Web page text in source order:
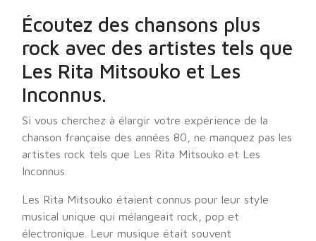
Écoutez des chansons plus
rock avec des artistes tels que
Les Rita Mitsouko et Les
Inconnus.
Si vous cherchez à élargir votre expérience de la
chanson française des années 80, ne manquez pas les
artistes rock tels que Les Rita Mitsouko et Les
Inconnus.
Les Rita Mitsouko étaient connus pour leur style
musical unique qui mélangeait rock, pop et
électronique. Leur musique était souvent